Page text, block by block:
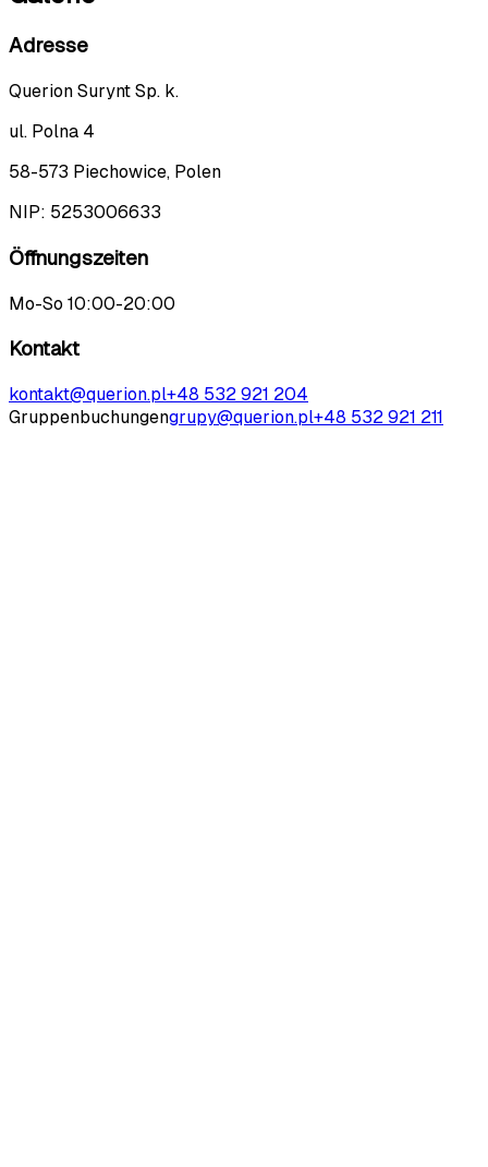
Adresse
Querion Surynt Sp. k.
ul. Polna 4
58-573 Piechowice, Polen
NIP: 5253006633
Öffnungszeiten
Mo-So 10:00-20:00
Kontakt
kontakt@querion.pl+48 532 921 204
Gruppenbuchungengrupy@querion.pl+48 532 921 211